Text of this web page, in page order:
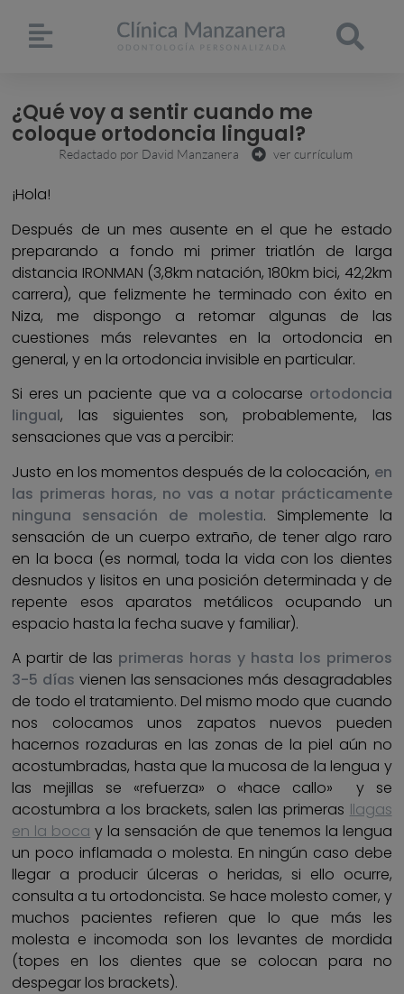
¿Qué voy a sentir cuando me
coloque ortodoncia lingual?
Redactado por David Manzanera ver currículum
¡Hola!
Después de un mes ausente en el que he estado
preparando a fondo mi primer triatlón de larga
distancia IRONMAN (3,8km natación, 180km bici, 42,2km
carrera), que felizmente he terminado con éxito en
Niza, me dispongo a retomar algunas de las
cuestiones más relevantes en la ortodoncia en
general, y en la ortodoncia invisible en particular.
Si eres un paciente que va a colocarse ortodoncia
lingual, las siguientes son, probablemente, las
sensaciones que vas a percibir:
Justo en los momentos después de la colocación, en
las primeras horas, no vas a notar prácticamente
ninguna sensación de molestia. Simplemente la
sensación de un cuerpo extraño, de tener algo raro
en la boca (es normal, toda la vida con los dientes
desnudos y lisitos en una posición determinada y de
repente esos aparatos metálicos ocupando un
espacio hasta la fecha suave y familiar).
A partir de las primeras horas y hasta los primeros
3-5 días vienen las sensaciones más desagradables
de todo el tratamiento. Del mismo modo que cuando
nos colocamos unos zapatos nuevos pueden
hacernos rozaduras en las zonas de la piel aún no
acostumbradas, hasta que la mucosa de la lengua y
las mejillas se «refuerza» o «hace callo» y se
acostumbra a los brackets, salen las primeras llagas
en la boca y la sensación de que tenemos la lengua
un poco inflamada o molesta. En ningún caso debe
llegar a producir úlceras o heridas, si ello ocurre,
consulta a tu ortodoncista. Se hace molesto comer, y
muchos pacientes refieren que lo que más les
molesta e incomoda son los levantes de mordida
(topes en los dientes que se colocan para no
despegar los brackets).